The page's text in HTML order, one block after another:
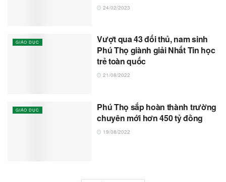
24/02/2023
GIÁO DỤC
Vượt qua 43 đối thủ, nam sinh
Phú Thọ giành giải Nhất Tin học
trẻ toàn quốc
21/08/2022
GIÁO DỤC
Phú Thọ sắp hoàn thành trường
chuyên mới hơn 450 tỷ đồng
19/08/2022